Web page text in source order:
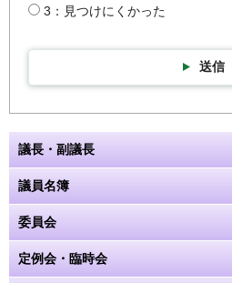
3：見つけにくかった
送信
議長・副議長
議員名簿
委員会
定例会・臨時会